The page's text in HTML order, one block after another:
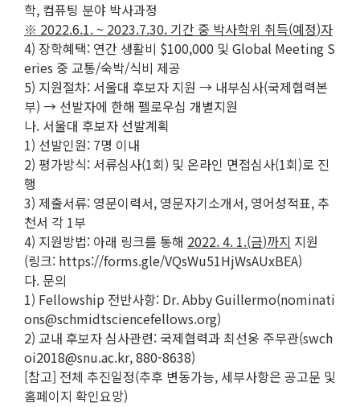
학, 컴퓨팅 분야 박사과정
※ 2022.6.1. ~ 2023.7.30. 기간 중 박사학위 취득(예정)자
4) 장학혜택: 연간 생활비 $100,000 및 Global Meeting S
eries 중 교통/숙박/식비 제공
5) 지원절차: 서울대 후보자 지원 → 내부심사(국제협력본
부) → 선발자에 한해 펠로우십 개별지원
나. 서울대 후보자 선발계획
1) 선발인원: 7명 이내
2) 평가방식: 서류심사(1회) 및 온라인 면접심사(1회)로 진
행
3) 제출서류: 영문이력서, 영문자기소개서, 영어성적표, 추
천서 각 1부
4) 지원방법: 아래 링크를 통해 2022. 4. 1.(금)까지 지원
(링크: https://forms.gle/VQsWu51HjWsAUxBEA)
다. 문의
1) Fellowship 전반사항: Dr. Abby Guillermo(nominati
ons@schmidtsciencefellows.org)
2) 교내 후보자 심사관련: 국제협력과 최선웅 주무관(swch
oi2018@snu.ac.kr, 880-8638)
[참고] 전체 추진일정(추후 변동가능, 세부사항은 공고문 및
홈페이지 확인요망)